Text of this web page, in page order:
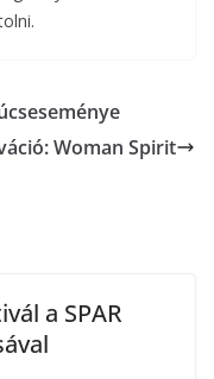
Woman Spirit
a SPAR